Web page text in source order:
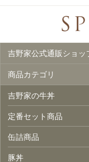
吉野家公式通販ショッ
商品カテゴリ
吉野家の牛丼
定番セット商品
缶詰商品
豚丼